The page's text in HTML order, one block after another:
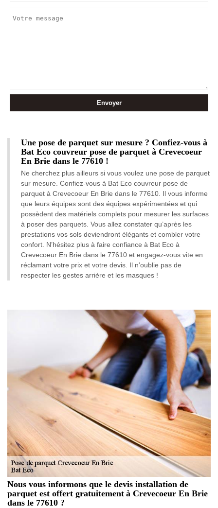
Une pose de parquet sur mesure ? Confiez-vous à
Bat Eco couvreur pose de parquet à Crevecoeur
En Brie dans le 77610 !
Ne cherchez plus ailleurs si vous voulez une pose de parquet
sur mesure. Confiez-vous à Bat Eco couvreur pose de
parquet à Crevecoeur En Brie dans le 77610. Il vous informe
que leurs équipes sont des équipes expérimentées et qui
possèdent des matériels complets pour mesurer les surfaces
à poser des parquets. Vous allez constater qu’après les
prestations vos sols deviendront élégants et combler votre
confort. N’hésitez plus à faire confiance à Bat Eco à
Crevecoeur En Brie dans le 77610 et engagez-vous vite en
réclamant votre prix et votre devis. Il n’oublie pas de
respecter les gestes arrière et les masques !
Nous vous informons que le devis installation de
parquet est offert gratuitement à Crevecoeur En Brie
dans le 77610 ?